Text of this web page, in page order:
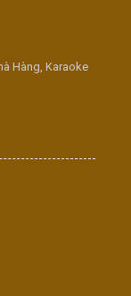
Hàng, Karaoke